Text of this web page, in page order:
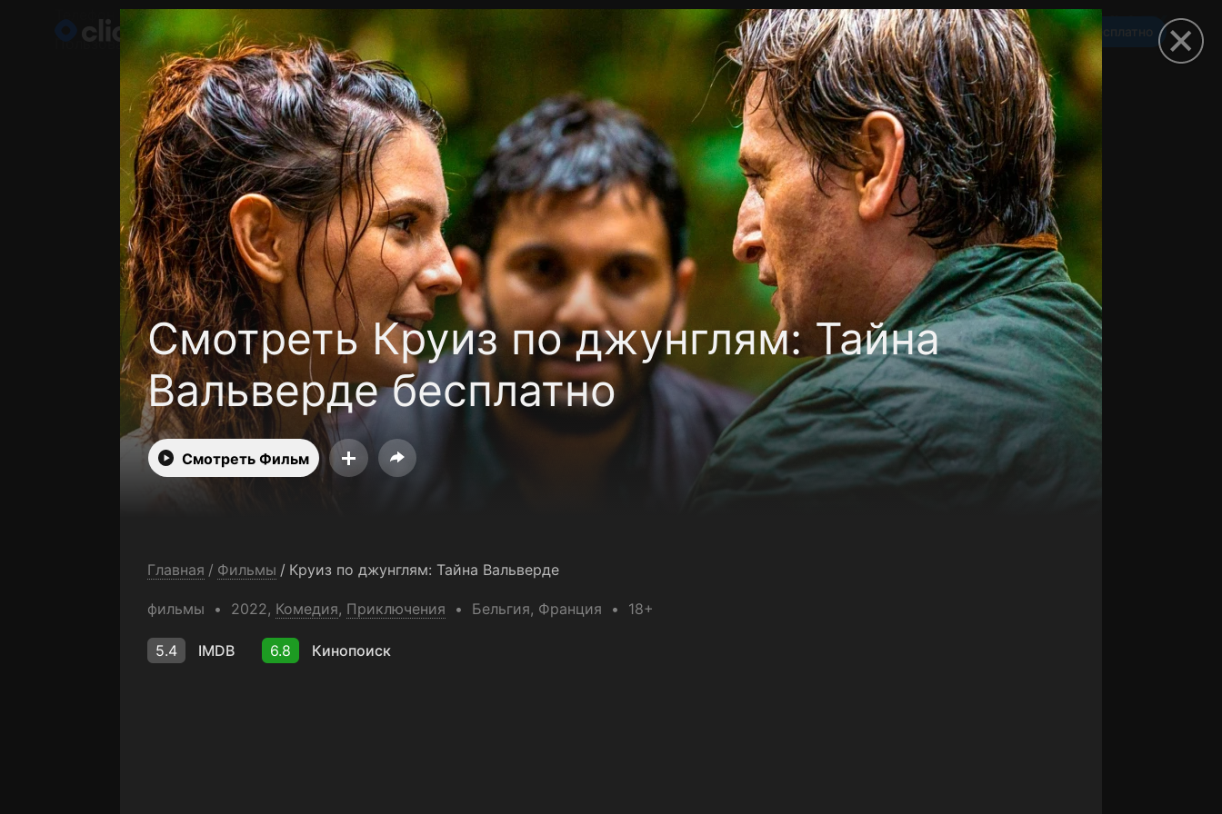
Смотреть 3650 дней бесплатно
Смотреть Круиз по джунглям: Тайна
Вальверде бесплатно
Смотреть Фильм
Главная / Фильмы / Круиз по джунглям: Тайна Вальверде
фильмы 2022, Комедия, Приключения Бельгия, Франция 18+
5.4 IMDB 6.8 Кинопоиск
Телефон поддержки:+998 55 516 2111
Пользовательское соглашение
Политика конфиденциальности Ввести промокод